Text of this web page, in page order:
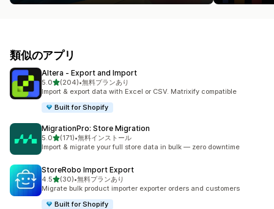
類似のアプリ
Altera ‑ Export and Import
5.05つ星中
(204)
合計レビュー数：204件
•無料プランあり
Import & export data with Excel or CSV. Matrixify compatible
Built for Shopify
MigrationPro: Store Migration
5.05つ星中
(171)
合計レビュー数：171件
•無料インストール
Import & migrate your full store data in bulk — zero downtime
StoreRobo Import Export
4.55つ星中
(30)
合計レビュー数：30件
•無料プランあり
Migrate bulk product importer exporter orders and customers
Built for Shopify